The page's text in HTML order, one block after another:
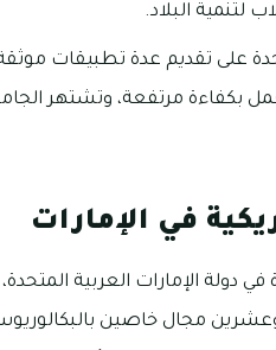
لتنمية البلاد.
على تقديم عدة تطبيقات
بكفاءة مرتفعة، وتشتهر
في الإمارات
دولة الإمارات العربية
وعشرين مجال خاصين